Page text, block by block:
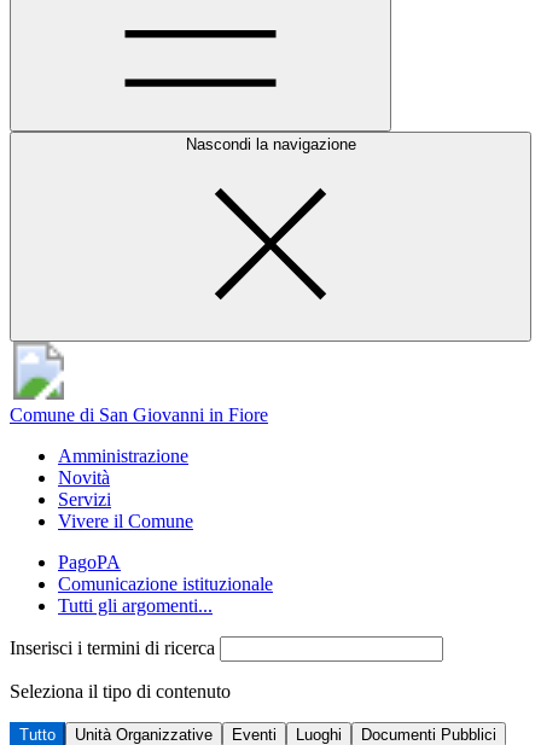
Nascondi la navigazione
Comune di San Giovanni in Fiore
Amministrazione
Novità
Servizi
Vivere il Comune
PagoPA
Comunicazione istituzionale
Tutti gli argomenti...
Inserisci i termini di ricerca
Seleziona il tipo di contenuto
Tutto Unità Organizzative Eventi Luoghi
Documenti Pubblici